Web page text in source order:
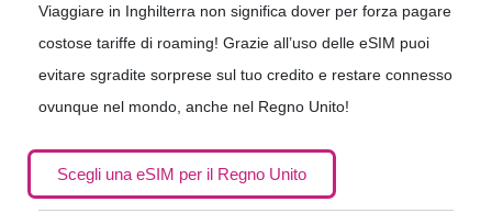
Viaggiare in Inghilterra non significa dover per forza pagare
costose tariffe di roaming! Grazie all’uso delle eSIM puoi
evitare sgradite sorprese sul tuo credito e restare connesso
ovunque nel mondo, anche nel Regno Unito!
Scegli una eSIM per il Regno Unito